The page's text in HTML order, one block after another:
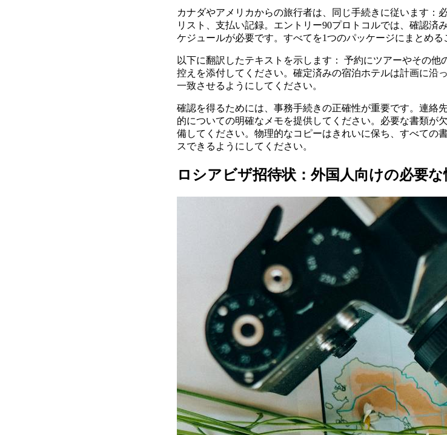
カナダやアメリカからの旅行者は、同じ手続きに従います：
リスト、支払い記録。エントリー90プロトコルでは、確認済
ケジュールが必要です。すべてを1つのパッケージにまとめる
以下に翻訳したテキストを示します： 予約にツアーやその
控えを添付してください。確定済みの宿泊ホテルは計画に沿
一致させるようにしてください。
確認を得るためには、事務手続きの正確性が重要です。連絡
的についての明確なメモを提供してください。必要な書類が
備してください。物理的なコピーはきれいに保ち、すべての
スできるようにしてください。
ロシアビザ招待状：外国人向けの必要な